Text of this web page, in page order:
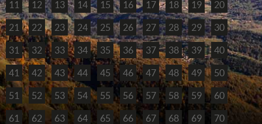
11 12 13 14 15 16 17 18 19 20
21 22 23 24 25 26 27 28 29 30
31 32 33 34 35 36 37 38 39 40
41 42 43 44 45 46 47 48 49 50
51 52 53 54 55 56 57 58 59 60
61 62 63 64 65 66 67 68 69 70